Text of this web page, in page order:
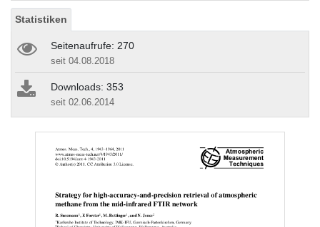
Statistiken
Seitenaufrufe: 270
seit 04.08.2018
Downloads: 353
seit 02.06.2014